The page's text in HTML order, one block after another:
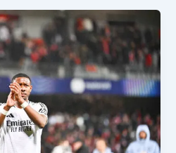
دفاع
الميرنجي..
ريال
مدريد
يُعلن
تفاصيل
دافييد
ألابا